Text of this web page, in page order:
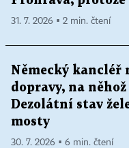
31. 7. 2026 ▪ 2 min. čtení
Německý kancléř
dopravy, na
Dezolátní stav
mosty
30. 7. 2026 ▪ 6 min. čtení